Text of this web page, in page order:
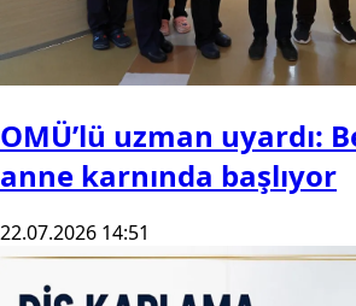
OMÜ’lü uzman uyardı:
anne karnında başlıyor
22.07.2026 14:51